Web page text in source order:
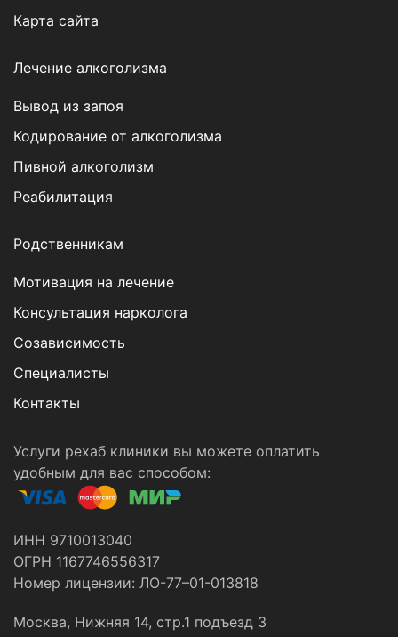
Карта сайта
Лечение алкоголизма
Вывод из запоя
Кодирование от алкоголизма
Пивной алкоголизм
Реабилитация
Родственникам
Мотивация на лечение
Консультация нарколога
Созависимость
Специалисты
Контакты
Услуги рехаб клиники вы можете оплатить
удобным для вас способом:
ИНН 9710013040
ОГРН 1167746556317
Номер лицензии: ЛО-77–01-013818
Москва, Нижняя 14, стр.1 подъезд 3